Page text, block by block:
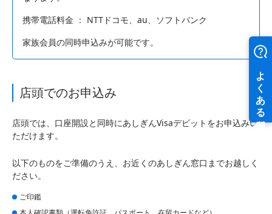
携帯電話料金 ： NTTドコモ、au、ソフトバンク
家族会員の同時申込みが可能です。
店頭でのお申込み
店頭では、口座開設と同時にあしぎんVisaデビットをお申込みい
ただけます。
以下のものをご準備のうえ、お近くのあしぎん窓口までお越しく
ださい。
ご印鑑